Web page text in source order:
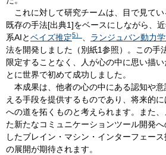
これに対して研究チームは、目で見て
既存の手法[出典1]をベースにしながら、
系AIとベイズ推定5） ランジュバン動力
法を開発しました（別紙1参照）。この手
限定することなく、人が心の中に思い描
とに世界で初めて成功しました。
本成果は、他者の心の中にある認知や
える手段を提供するものであり、将来的
への道を拓くものと考えられます。また
た新たなコミュニケーションツール開発
したブレイン・マシン・インターフェー
の展開が期待されます。